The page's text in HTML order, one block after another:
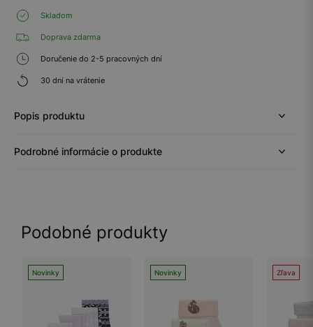
Skladom
Doprava zdarma
Doručenie do 2-5 pracovných dní
30 dní na vrátenie
Popis produktu
Podrobné informácie o produkte
Podobné produkty
Novinky Novinky Zľava